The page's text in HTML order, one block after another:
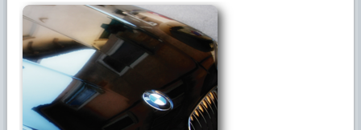
2024年8月11日
ブログに 「◆ヘッドライト施工から8年の事
例」を追加しました。
2024年8月8日
ブログに 「◆タイタンたばこの焦げ穴リペ
ア事例」を追加しました。